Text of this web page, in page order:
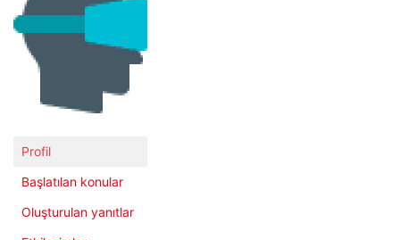
Profil
Başlatılan konular
Oluşturulan yanıtlar